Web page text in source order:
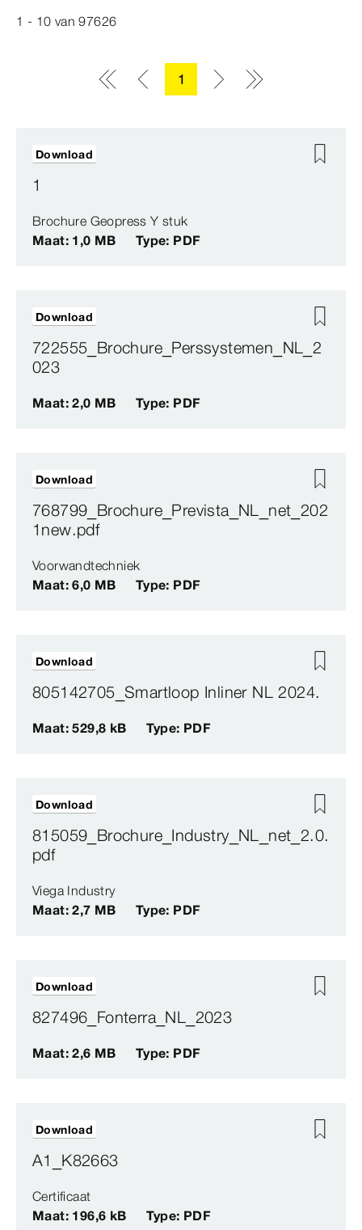
1 - 10 van97626
1
1
Brochure Geopress Y stuk
Maat: 1,0 MB
Type: PDF
Download
722555_Brochure_Perssystemen_NL_2
023
Maat: 2,0 MB Type: PDF
Download
768799_Brochure_Prevista_NL_net_202
1new.pdf
Voorwandtechniek
Maat: 6,0 MB
Type: PDF
Download
805142705_Smartloop Inliner NL 2024.
Maat: 529,8 kB Type: PDF
Download
815059_Brochure_Industry_NL_net_2.0.
pdf
Viega Industry
Maat: 2,7 MB
Type: PDF
Download
827496_Fonterra_NL_2023
Maat: 2,6 MB Type: PDF
Download
A1_K82663
Certificaat
Maat: 196,6 kB
Type: PDF
Download